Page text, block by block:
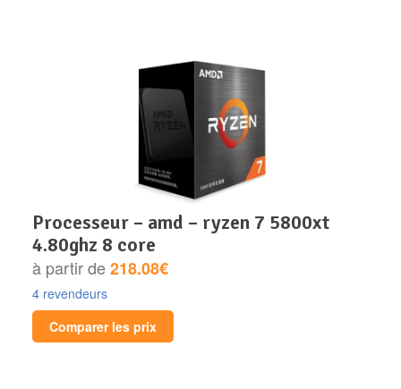
processeur – amd – ryzen 7 5800xt
4.80ghz 8 core
à partir de218.08€
4 revendeurs
Comparer les prix